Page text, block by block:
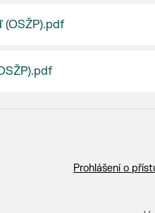
Prohlášení o